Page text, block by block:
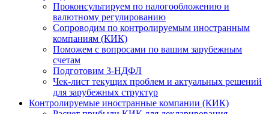
Проконсультируем по налогообложению и
валютному регулированию
Сопроводим по контролируемым иностранным
компаниям (КИК)
Поможем с вопросами по вашим зарубежным
счетам
Подготовим 3-НДФЛ
Чек-лист текущих проблем и актуальных решений
для зарубежных структур
Контролируемые иностранные компании (КИК)